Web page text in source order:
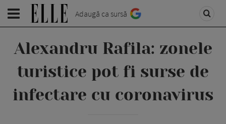
Adaugă ca sursă
Alexandru Rafila: zonele
turistice pot fi surse de
infectare cu coronavirus